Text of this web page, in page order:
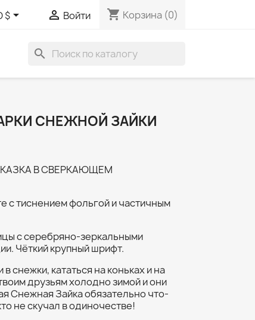
$  Войти shopping_cart Корзина (0)
search
СНЕЖНОЙ ЗАЙКИ
В СВЕРКАЮЩЕМ
с тиснением фольгой и частичным
с серебряно-зеркальными
Чёткий крупный шрифт.
снежки, кататься на коньках и на
друзьям холодно зимой и они
Снежная Зайка обязательно что-
не скучал в одиночестве!